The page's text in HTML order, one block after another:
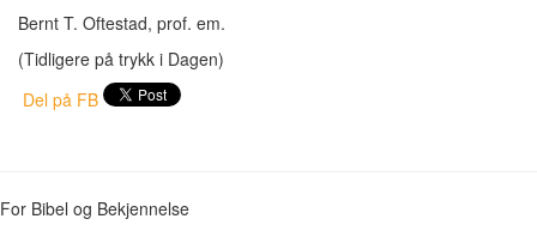
Bernt T. Oftestad, prof. em.
(Tidligere på trykk i Dagen)
Del på FB
For Bibel og Bekjennelse